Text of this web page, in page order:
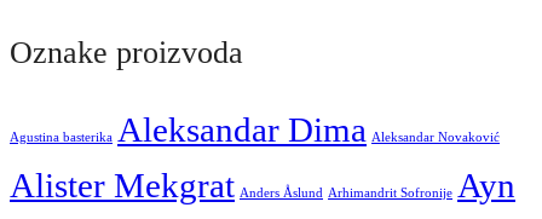
Oznake proizvoda
Agustina basterika Aleksandar Dima Aleksandar Novaković
Alister Mekgrat Anders Åslund Arhimandrit Sofronije Ayn